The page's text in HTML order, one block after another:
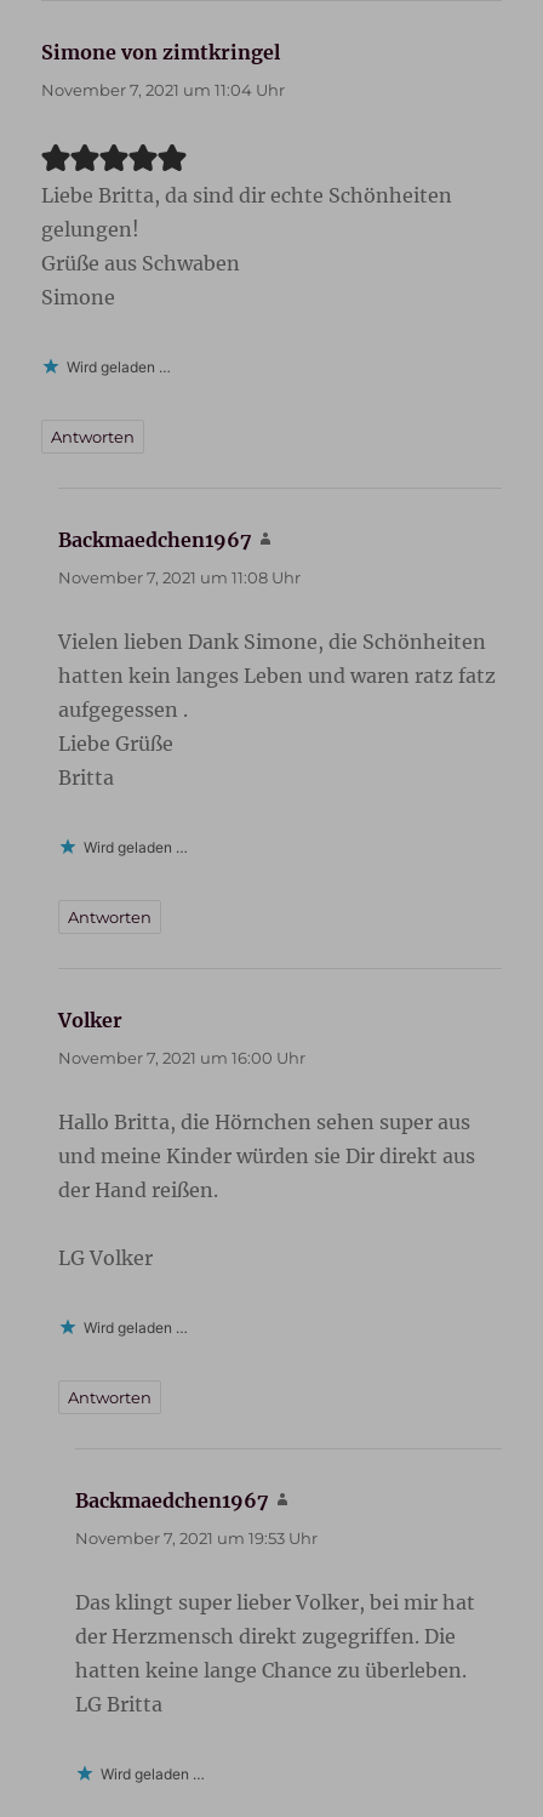
Simone von zimtkringel
November 7, 2021 um 11:04 Uhr
Liebe Britta, da sind dir echte Schönheiten
gelungen!
Grüße aus Schwaben
Simone
Wird geladen …
Antworten
Backmaedchen1967
November 7, 2021 um 11:08 Uhr
Vielen lieben Dank Simone, die Schönheiten
hatten kein langes Leben und waren ratz fatz
aufgegessen .
Liebe Grüße
Britta
Wird geladen …
Antworten
Volker
November 7, 2021 um 16:00 Uhr
Hallo Britta, die Hörnchen sehen super aus
und meine Kinder würden sie Dir direkt aus
der Hand reißen.
LG Volker
Wird geladen …
Antworten
Backmaedchen1967
November 7, 2021 um 19:53 Uhr
Das klingt super lieber Volker, bei mir hat
der Herzmensch direkt zugegriffen. Die
hatten keine lange Chance zu überleben.
LG Britta
Wird geladen …